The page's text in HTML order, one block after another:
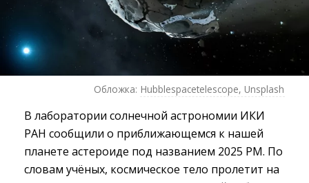
Обложка: Hubblespacetelescope, Unsplash
В лаборатории солнечной астрономии ИКИ
РАН сообщили о приближающемся к нашей
планете астероиде под названием 2025 РМ. По
словам учёных, космическое тело пролетит на